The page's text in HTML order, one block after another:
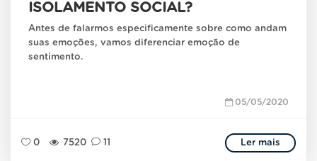
ISOLAMENTO SOCIAL?
Antes de falarmos especificamente sobre como andam
suas emoções, vamos diferenciar emoção de
sentimento.
05/05/2020
0 7520 11 Ler mais